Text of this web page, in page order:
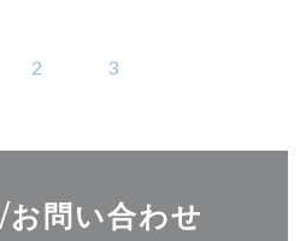
2 3
問い合わせ